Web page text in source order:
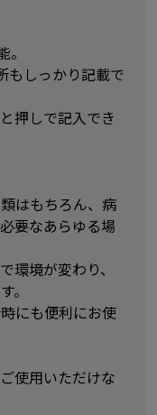
もしっかり記載で
押しで記入でき
はもちろん、病
要なあらゆる場
環境が変わり、
。
にも便利にお使
使用いただけな